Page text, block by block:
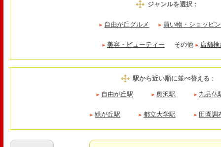
ジャンルを選択：
自由が丘グルメ 買い物・ショッピ
美容・ビューティー その他 店舗
駅から近い順に並べ替える ：
自由が丘駅 奥沢駅 九品仏
緑が丘駅 都立大学駅 田園調